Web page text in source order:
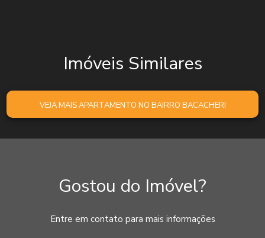
Imóveis Similares
VEJA MAIS APARTAMENTO NO BAIRRO BACACHERI
Gostou do Imóvel?
Entre em contato para mais informações